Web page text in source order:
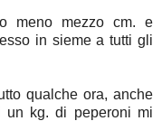
meno mezzo cm. e
in sieme a tutti gli
qualche ora, anche
un kg. di peperoni mi